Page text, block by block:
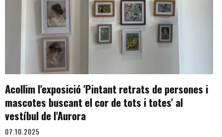
Acollim l'exposició 'Pintant retrats de persones i
mascotes buscant el cor de tots i totes' al
vestíbul de l'Aurora
07.10.2025